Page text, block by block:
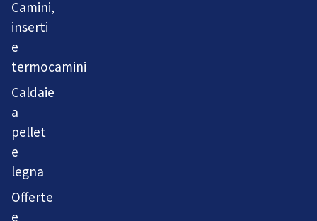
Camini,
inserti
e
termocamini
Caldaie
a
pellet
e
legna
Offerte
e